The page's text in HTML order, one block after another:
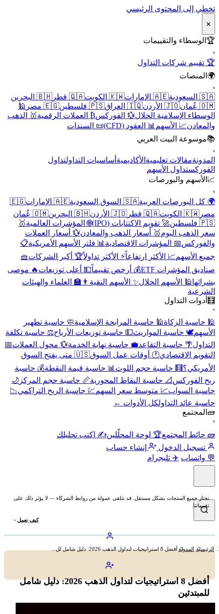
تخطي إلى المحتوى الرئيسي
✕
🏆 الوسطاء والتقييمات
›
🏆 تقييم شركات التداول
🌍 المنصات
›
🇸🇦 السعودية
🇦🇪 الإمارات 🇰🇼 الكويت 🇶🇦 قطر
🇧🇭 البحرين
🇴🇲 عُمان
🇯🇴 الأردن 🇮🇶 العراق 🇵🇸 فلسطين 🇪🇬 مصر
🕌
الوسطاء الإسلامية الحلال💱 الفوركس₿ العملات الرقمية🥇 الذهب
والمعادن📈 الأسهم 📊 العقود (CFD)
📜 السندات
📚موسوعة البيت العربي
›
المدونةمقالات تعليمية الأكاديمية أساسيات التداولتداول
الفوركستداول الأسهم
📈 الأسهم والبورصات
›
🌍 كل البورصات العربية🇸🇦 السوق السعودية 🇦🇪 الإمارات
🇪🇬
مصر 🇰🇼 الكويت 🇶🇦 قطر 🇯🇴 الأردن 🇧🇭 البحرين
🇴🇲 عُمان
🇵🇸 فلسطين
🚀 تقويم الاكتتابات (IPO) 🌐 المؤشرات العالمية🥇
سعر الذهب اليوم🥇 أسعار الذهب والمعادن💱 أسعار العملات
والفوركس📅 المؤشرات الاقتصادية 📊 فلتر الأسهم الأمريكية📋
جميع الأسهم📈 الأكثر ارتفاعاً⚡ الأكثر تداولاً🏆 أكبر الشركات🧺
صناديق المؤشرات ETF
💰 أرخص تقييماً💵 أعلى توزيعات 🔥 موصى
بشرائها🕌 الأسهم الحلال✨ الأسهم النقية 👨‍🏫 العلماء والهيئات
الشرعية
🧮 أدوات التداول
›
🕌 حاسبة الزكاة🕌 حاسبة المرابحة الإسلامية🧼 حاسبة تطهير
الأسهم🕊️ حاسبة المواريث💵 حاسبة توزيعات الأرباح⚖️ حاسبة تكلفة
التداول🌴 حاسبة التقاعد💼 حاسبة نهاية الخدمة💱 محول العملات📅
التقويم الاقتصادي🕐 أوقات عمل السوق
🇺🇸 متى يفتح السوق
الأمريكي؟🧮 حاسبة حجم اللوت 📊 حاسبة قيمة النقطة💰 حاسبة
ربح الفوركس 📐 حاسبة النقاط المحورية📏 حاسبة حجم المركز 🌙
حاسبة السواب📈 متوسط سعر السهم💹 حاسبة الربح التراكمي📉
حاسبة عائد التداولكل الأدوات ←
🧱 المجتمع
›
🧱 حائط المجتمع🏆 لوحة المحلّلين✍️ اكتب تحليلك
تسجيل الدخول
إنشاء حساب
💬 واتساب ✈️ تليجرام
نختار جميع المنتجات بشكل مستقل. قد نتلقى عمولة من روابط الشركاء — لا يؤثر ذلك على
تقييماتنا.
كيف نعمل
الرئيسية المدونةأفضل 8 استراتيجيات لتداول الذهب 2026: دليل شامل لل...
أفضل 8 استراتيجيات لتداول الذهب 2026: دليل شامل
للمبتدئين